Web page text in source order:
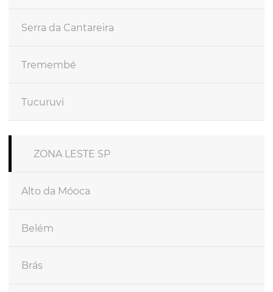
Serra da Cantareira
Tremembé
Tucuruvi
ZONA LESTE SP
Alto da Móoca
Belém
Brás